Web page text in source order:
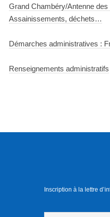
Grand Chambéry/Antenne
Assainissements, déchets…
Démarches administratives :
Renseignements administratifs
Inscription à la lettre